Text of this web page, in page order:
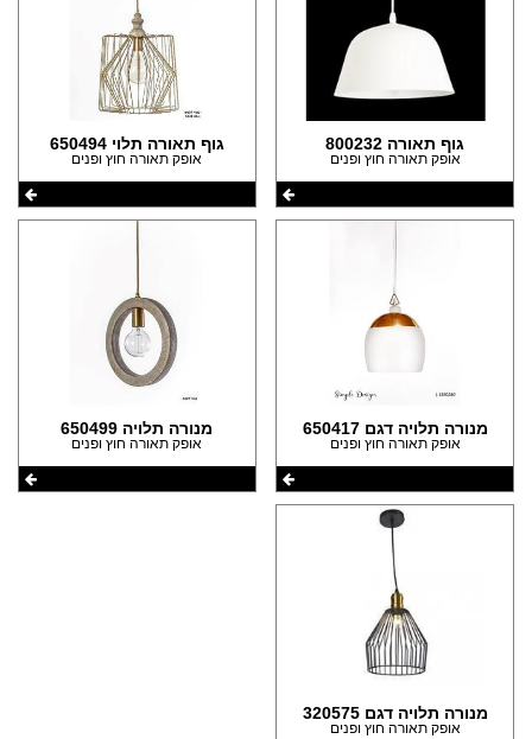
גוף תאורה 800232
אופק תאורה חוץ ופנים
גוף תאורה תלוי 650494
אופק תאורה חוץ ופנים
מנורה תלויה דגם 650417
אופק תאורה חוץ ופנים
מנורה תלויה 650499
אופק תאורה חוץ ופנים
מנורה תלויה דגם 320575
אופק תאורה חוץ ופנים